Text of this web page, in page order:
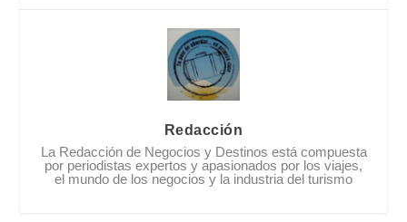
Redacción
La Redacción de Negocios y Destinos está compuesta
por periodistas expertos y apasionados por los viajes,
el mundo de los negocios y la industria del turismo